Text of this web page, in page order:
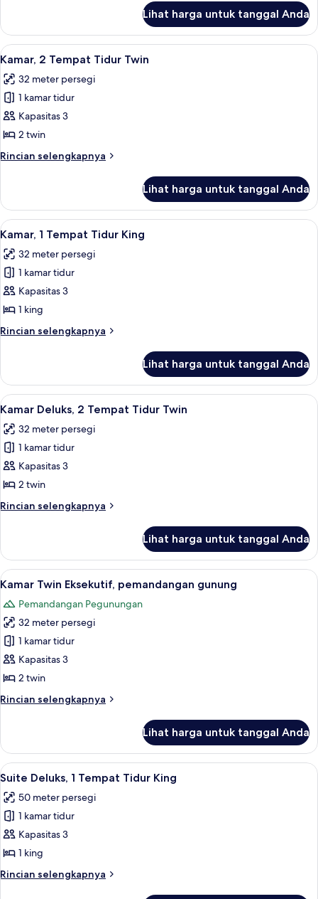
gunung
Kamar
Eksekutif,
1
Tidur
King,
gunung
Lihat harga untuk tanggal Anda
Lihat
semua
foto
untuk
Kamar,
2
Tempat
Tidur
Seprai antialergi, selimut bulu angsa,
7
Kamar, 2 Tempat Tidur Twin
32 meter persegi
1 kamar tidur
Kapasitas 3
2 twin
Rincian selengkapnya
Rincian
Kamar,
Tempat
Twin
Lihat harga untuk tanggal Anda
Lihat
semua
foto
untuk
Kamar,
1
Tempat
Tidur
Seprai antialergi, selimut bulu angsa,
6
Kamar, 1 Tempat Tidur King
32 meter persegi
1 kamar tidur
Kapasitas 3
1 king
Rincian selengkapnya
Rincian
Kamar,
Tempat
King
Lihat harga untuk tanggal Anda
Lihat
semua
foto
untuk
Kamar
Deluks,
2
Tempat
Twin
8
Kamar Deluks, 2 Tempat Tidur Twin
32 meter persegi
1 kamar tidur
Kapasitas 3
2 twin
Rincian selengkapnya
Rincian
Kamar
Deluks,
2
Tidur
Twin
Lihat harga untuk tanggal Anda
Lihat
semua
foto
untuk
Kamar
Twin
Eksekutif,
gunung
Seprai antialergi, selimut bulu angsa,
10
Kamar Twin Eksekutif, pemandangan gunung
Pemandangan Pegunungan
32 meter persegi
1 kamar tidur
Kapasitas 3
2 twin
Rincian selengkapnya
Rincian
Kamar
Twin
Eksekutif,
gunung
Lihat harga untuk tanggal Anda
Lihat
semua
foto
untuk
Suite
Deluks,
1
Tempat
Suite Deluks, 1 Tempat Tidur King |
8
Suite Deluks, 1 Tempat Tidur King
50 meter persegi
1 kamar tidur
Kapasitas 3
1 king
Rincian selengkapnya
Rincian